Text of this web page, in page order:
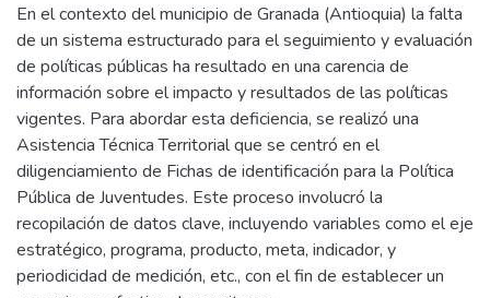
En el contexto del municipio de Granada (Antioquia) la falta
de un sistema estructurado para el seguimiento y evaluación
de políticas públicas ha resultado en una carencia de
información sobre el impacto y resultados de las políticas
vigentes. Para abordar esta deficiencia, se realizó una
Asistencia Técnica Territorial que se centró en el
diligenciamiento de Fichas de identificación para la Política
Pública de Juventudes. Este proceso involucró la
recopilación de datos clave, incluyendo variables como el eje
estratégico, programa, producto, meta, indicador, y
periodicidad de medición, etc., con el fin de establecer un